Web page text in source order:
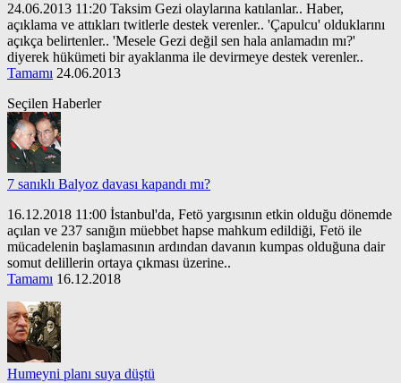
24.06.2013 11:20 Taksim Gezi olaylarına katılanlar.. Haber,
açıklama ve attıkları twitlerle destek verenler.. 'Çapulcu' olduklarını
açıkça belirtenler.. 'Mesele Gezi değil sen hala anlamadın mı?'
diyerek hükümeti bir ayaklanma ile devirmeye destek verenler..
Tamamı 24.06.2013
Seçilen Haberler
7 sanıklı Balyoz davası kapandı mı?
16.12.2018 11:00 İstanbul'da, Fetö yargısının etkin olduğu dönemde
açılan ve 237 sanığın müebbet hapse mahkum edildiği, Fetö ile
mücadelenin başlamasının ardından davanın kumpas olduğuna dair
somut delillerin ortaya çıkması üzerine..
Tamamı 16.12.2018
Humeyni planı suya düştü